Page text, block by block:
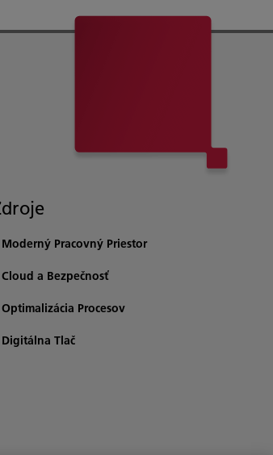
Moderný Pracovný Priestor
Cloud a Bezpečnosť
Optimalizácia Procesov
Digitálna Tlač